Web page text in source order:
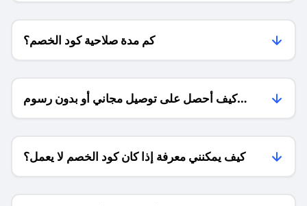
كم مدة صلاحية كود الخصم؟
كيف أحصل على توصيل مجاني أو بدون رسوم
الشحن ؟
كيف يمكنني معرفة إذا كان كود الخصم لا يعمل؟